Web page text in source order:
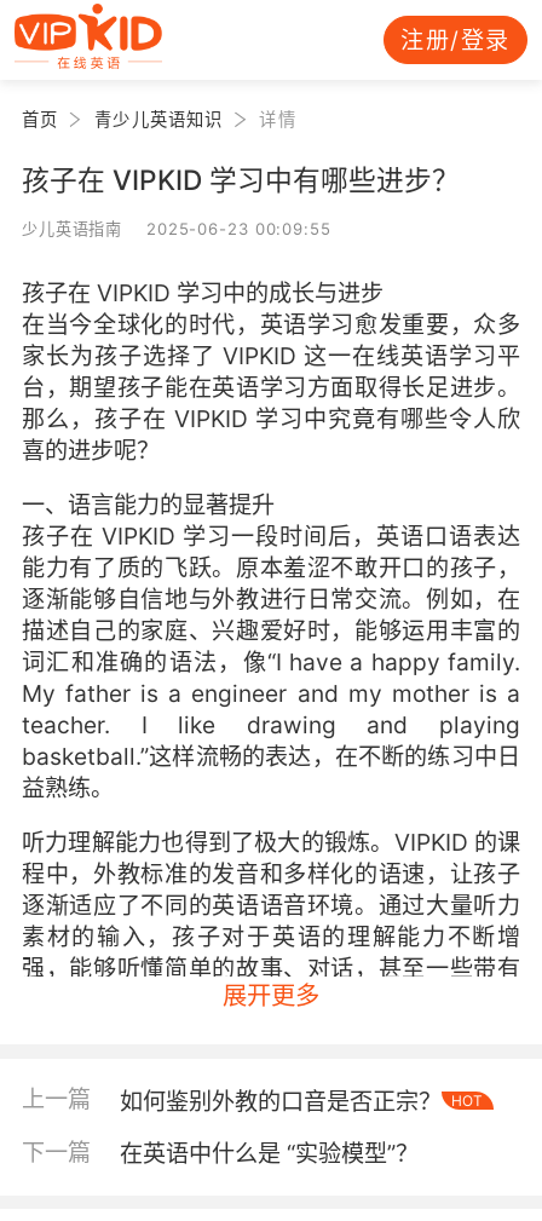
注册/登录
首页 青少儿英语知识 详情
孩子在 VIPKID 学习中有哪些进步？
少儿英语指南 2025-06-23 00:09:55
孩子在 VIPKID 学习中的成长与进步
在当今全球化的时代，英语学习愈发重要，众多
家长为孩子选择了 VIPKID 这一在线英语学习平
台，期望孩子能在英语学习方面取得长足进步。
那么，孩子在 VIPKID 学习中究竟有哪些令人欣
喜的进步呢？
一、语言能力的显著提升
孩子在 VIPKID 学习一段时间后，英语口语表达
能力有了质的飞跃。原本羞涩不敢开口的孩子，
逐渐能够自信地与外教进行日常交流。例如，在
描述自己的家庭、兴趣爱好时，能够运用丰富的
词汇和准确的语法，像“I have a happy family.
My father is a engineer and my mother is a
teacher. I like drawing and playing
basketball.”这样流畅的表达，在不断的练习中日
益熟练。
听力理解能力也得到了极大的锻炼。VIPKID 的课
程中，外教标准的发音和多样化的语速，让孩子
逐渐适应了不同的英语语音环境。通过大量听力
素材的输入，孩子对于英语的理解能力不断增
强，能够听懂简单的故事、对话，甚至一些带有
隐喻和幽默的语句。比如，在听外教讲述寓言故
了一个新的水平。
二、学习习惯与自主性的培养
展开更多
上一篇 如何鉴别外教的口音是否正宗？ HOT
下一篇 在英语中什么是 “实验模型”？